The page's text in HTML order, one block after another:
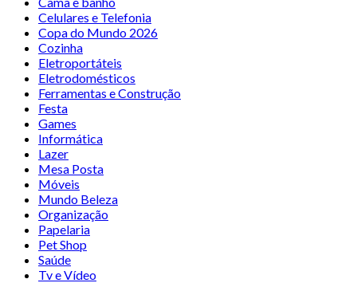
Celulares e Telefonia
Copa do Mundo 2026
Cozinha
Eletroportáteis
Eletrodomésticos
Ferramentas e Construção
Festa
Games
Informática
Lazer
Mesa Posta
Móveis
Mundo Beleza
Organização
Papelaria
Pet Shop
Saúde
Tv e Vídeo